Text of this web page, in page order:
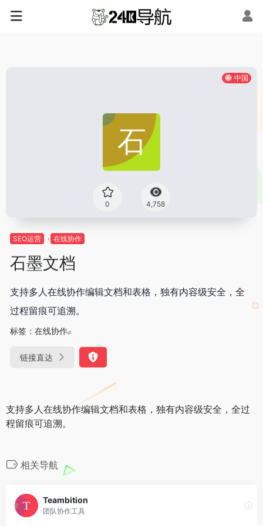
中国
0 4,758
SEO运营 在线协作
石墨文档
支持多人在线协作编辑文档和表格，独有内容级安全，全
过程留痕可追溯。
标签： 在线协作
链接直达
支持多人在线协作编辑文档和表格，独有内容级安全，全过
程留痕可追溯。
相关导航
Teambition
团队协作工具